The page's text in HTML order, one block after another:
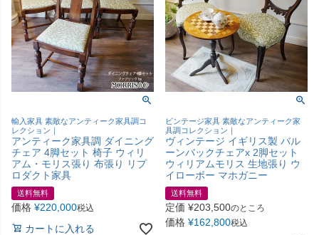
輸入家具 素敵なアンティーク家具調コ
レクション｜
アンティーク家具調 ダイニング
チェア 4脚セット 椅子 ウィリ
アム・モリス張り 布張り リプ
ロダクト家具
送料無料
価格 ¥220,000税込
カートに入れる
ビンテージ家具 素敵なアンティーク家
具調コレクション｜
ヴィンテージ イギリス製 バル
ーンバックチェアx 2脚セット
ウィリアムモリス 生地張り ウ
イローボー マホガニー
送料無料
定価 ¥203,500のところ
価格 ¥162,800税込